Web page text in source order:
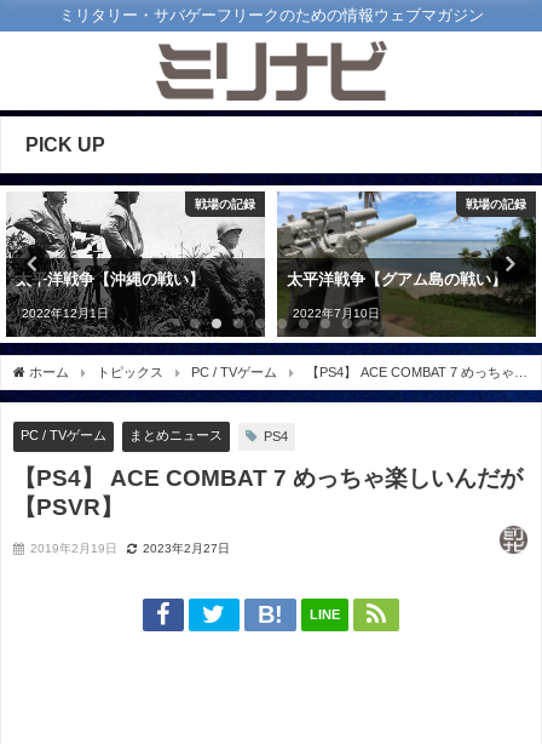
ミリタリー・サバゲーフリークのための情報ウェブマガジン
PICK UP
戦場の記録
太平洋戦争【沖縄の戦い】
2022年12月1日
戦場の記録
太平洋戦争【グアム島の戦い】
2022年7月10日
ホーム トピックス PC / TVゲーム
【PS4】 ACE COMBAT 7 めっちゃ楽
しいんだが【PSVR】
PC / TVゲーム まとめニュース PS4
【PS4】 ACE COMBAT 7 めっちゃ楽しいんだが
【PSVR】
2019年2月19日 2023年2月27日
LINE